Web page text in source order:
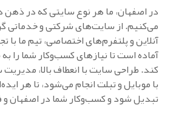
در اصفهان، ما هر نوع سایتی که در ذهن
می‌کنیم. از سایت‌های شرکتی و خدماتی
آنلاین و پلتفرم‌های اختصاصی، تیم ما
آماده است تا نیازهای کسب‌وکار شما را
کند. طراحی سایت با انعطاف بالا،
با موبایل و تبلت انجام می‌شود، تا هر
تبدیل شود و کسب‌وکار شما در اصفهان و